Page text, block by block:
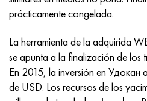
prácticamente congelada.
La herramienta de la adquirida
se apunta a la finalización de los
En 2015, la inversión en Удокан
de USD. Los recursos de los
Nicrofer 5923 hMo
Nicrofer 6030
Nitronik 40
79NM, Lupa 7904
80NM
80NMV-VI
HN75MBTYu
XN75TBYu
XN77TYu
A LAS 6
TS-6
14 titanio
1.4574 - Aleación PH 15-7 Mo®
1.4580 - AISI 316Cb
1.4597 - AISI 204Cu
18X12VMBFR
20X12VNMF
20Х3FMI
30hgsa, 30hgsa
30hgsn2a, 30hgsna
30xn2ma, 30CrNiMo8